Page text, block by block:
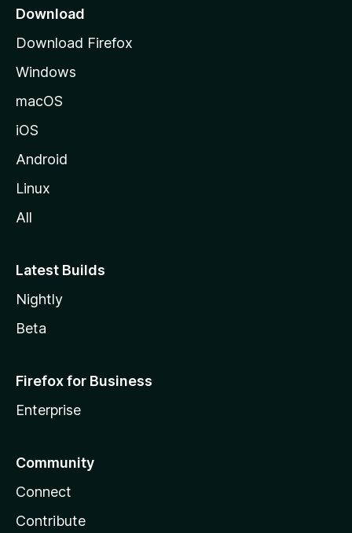
z
l
l
Download
Download Firefox
Windows
macOS
iOS
Android
Linux
All
Latest Builds
Nightly
Beta
Firefox for Business
Enterprise
Community
Connect
Contribute